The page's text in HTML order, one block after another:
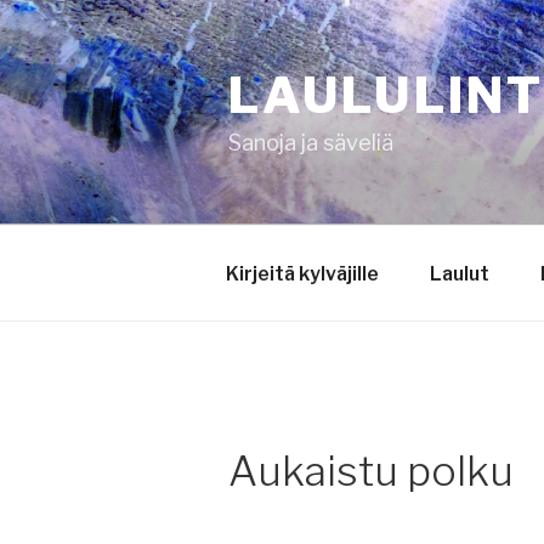
Siirry
sisältöön
Sanoja ja säveliä
Kirjeitä kylväjille Laulut
Aukaistu polku